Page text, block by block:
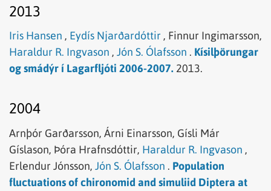
2013
Iris Hansen , Eydís Njarðardóttir , Finnur Ingimarsson,
Haraldur R. Ingvason , Jón S. Ólafsson . Kísilþörungar
og smádýr í Lagarfljóti 2006-2007. 2013.
2004
Arnþór Garðarsson, Árni Einarsson, Gísli Már
Gíslason, Þóra Hrafnsdóttir, Haraldur R. Ingvason ,
Erlendur Jónsson, Jón S. Ólafsson . Population
fluctuations of chironomid and simuliid Diptera at